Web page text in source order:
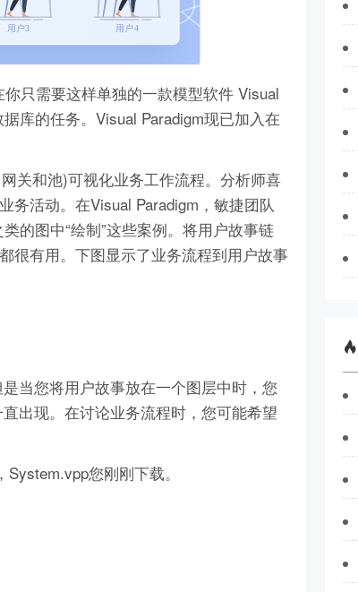
只需要这样单独的一款模型软件 Visual
库的任务。Visual Paradigm现已加入在
关和池)可视化业务工作流程。分析师喜
务活动。在Visual Paradigm，敏捷团队
的图中“绘制”这些案例。将用户故事链
很有用。下图显示了业务流程到用户故事
当您将用户故事放在一个图层中时，您
出现。在讨论业务流程时，您可能希望
您刚刚下载。